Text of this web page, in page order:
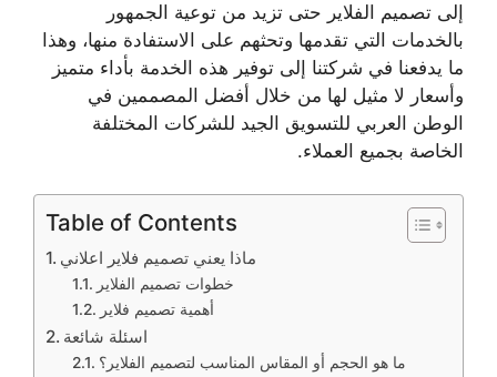
إلى تصميم الفلاير حتى تزيد من توعية الجمهور
بالخدمات التي تقدمها وتحثهم على الاستفادة منها، وهذا
ما يدفعنا في شركتنا إلى توفير هذه الخدمة بأداء متميز
وأسعار لا مثيل لها من خلال أفضل المصممين في
الوطن العربي للتسويق الجيد للشركات المختلفة
الخاصة بجميع العملاء.
Table of Contents
ماذا يعني تصميم فلاير اعلاني
خطوات تصميم الفلاير
أهمية تصميم فلاير
اسئلة شائعة
ما هو الحجم أو المقاس المناسب لتصميم الفلاير؟